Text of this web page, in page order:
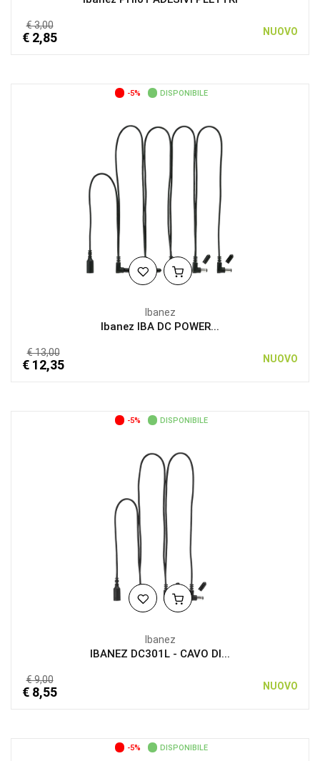
€ 3,00
€ 2,85 NUOVO
-5% DISPONIBILE
Ibanez
Ibanez IBA DC POWER...
€ 13,00
€ 12,35 NUOVO
-5% DISPONIBILE
Ibanez
IBANEZ DC301L - CAVO DI...
€ 9,00
€ 8,55 NUOVO
-5% DISPONIBILE